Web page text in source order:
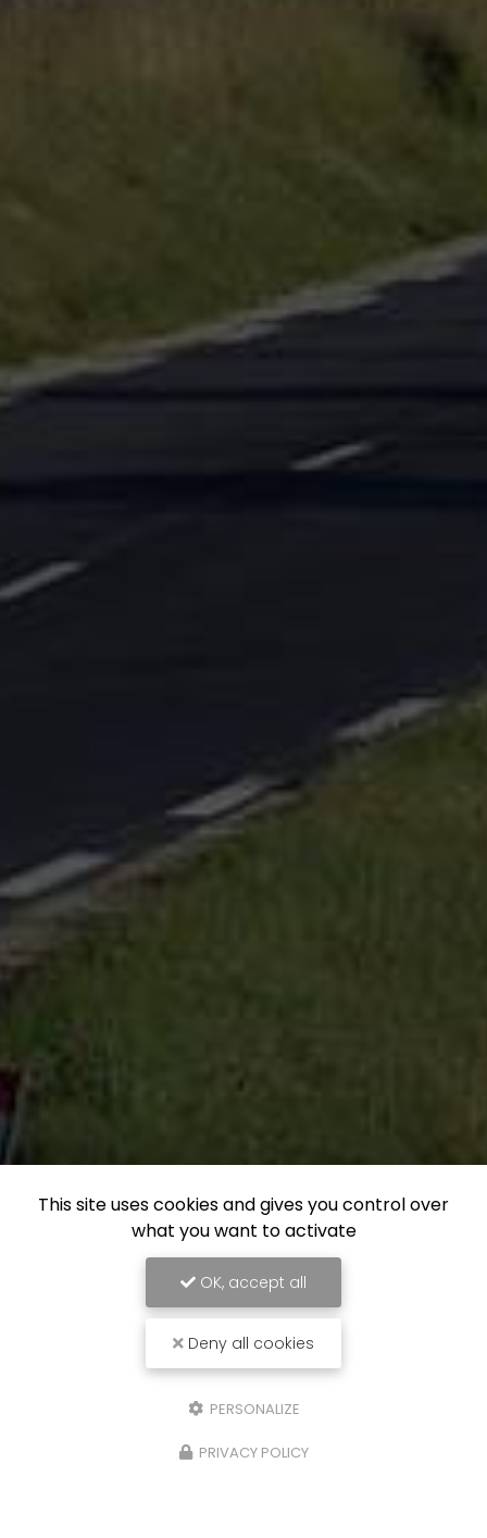
This site uses cookies and gives you control over
what you want to activate
OK, accept all
Deny all cookies
PERSONALIZE
PRIVACY POLICY